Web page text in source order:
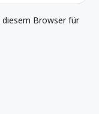
diesem Browser für